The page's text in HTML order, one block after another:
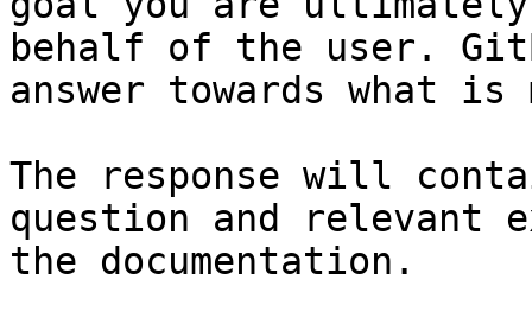
behalf of the user.
answer towards what
The response will
question and relevant
the documentation.